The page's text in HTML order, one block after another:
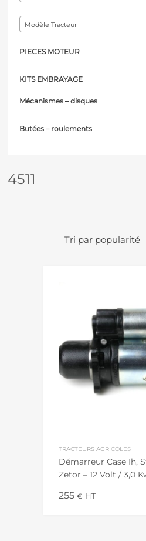
4511
TRACTEURS AGRICOLES
Démarreur Case Ih,
Zetor – 12 Volt / 3,0
255 € HT
Modèle Tracteur
PIECES MOTEUR
KITS EMBRAYAGE
Mécanismes – disques
Butées – roulements